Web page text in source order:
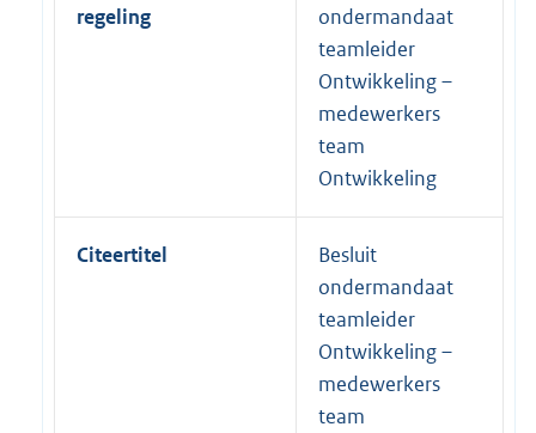
regeling
ondermandaat
teamleider
Ontwikkeling –
medewerkers
team
Ontwikkeling
Citeertitel
Besluit
ondermandaat
teamleider
Ontwikkeling –
medewerkers
team